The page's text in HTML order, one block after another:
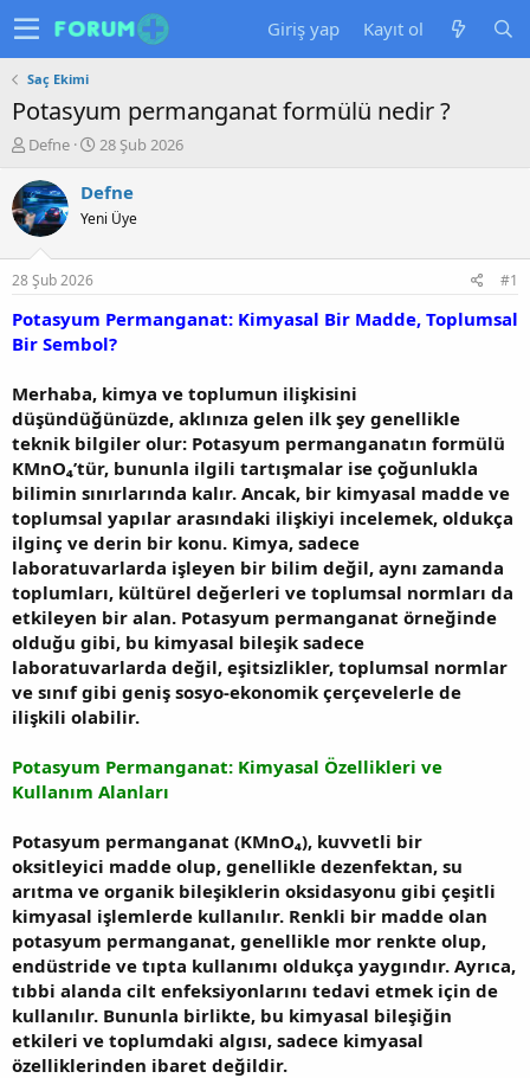
Giriş yap Kayıt ol
Saç Ekimi
Potasyum permanganat formülü nedir ?
K
n
u
y
b
a
ş
l
a
a
n
Defne
B
ş
a
ç
a
h
i
28 Şub 2026
Defne
Yeni Üye
28 Şub 2026 #1
Potasyum Permanganat: Kimyasal Bir Madde, Toplumsal
Bir Sembol?
Merhaba, kimya ve toplumun ilişkisini
düşündüğünüzde, aklınıza gelen ilk şey genellikle
teknik bilgiler olur: Potasyum permanganatın formülü
KMnO₄’tür, bununla ilgili tartışmalar ise çoğunlukla
bilimin sınırlarında kalır. Ancak, bir kimyasal madde ve
toplumsal yapılar arasındaki ilişkiyi incelemek, oldukça
ilginç ve derin bir konu. Kimya, sadece
laboratuvarlarda işleyen bir bilim değil, aynı zamanda
toplumları, kültürel değerleri ve toplumsal normları da
etkileyen bir alan. Potasyum permanganat örneğinde
olduğu gibi, bu kimyasal bileşik sadece
laboratuvarlarda değil, eşitsizlikler, toplumsal normlar
ve sınıf gibi geniş sosyo-ekonomik çerçevelerle de
ilişkili olabilir.
Potasyum Permanganat: Kimyasal Özellikleri ve
Kullanım Alanları
Potasyum permanganat (KMnO₄), kuvvetli bir
oksitleyici madde olup, genellikle dezenfektan, su
arıtma ve organik bileşiklerin oksidasyonu gibi çeşitli
kimyasal işlemlerde kullanılır. Renkli bir madde olan
potasyum permanganat, genellikle mor renkte olup,
endüstride ve tıpta kullanımı oldukça yaygındır. Ayrıca,
tıbbi alanda cilt enfeksiyonlarını tedavi etmek için de
kullanılır. Bununla birlikte, bu kimyasal bileşiğin
etkileri ve toplumdaki algısı, sadece kimyasal
özelliklerinden ibaret değildir.